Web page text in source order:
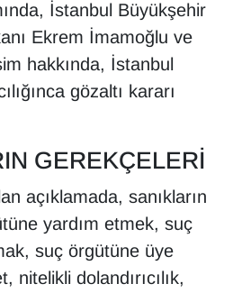
İstanbul Büyükşehir
Ekrem İmamoğlu ve
hakkında, İstanbul
gözaltı kararı
GEREKÇELERİ
açıklamada, sanıkların
yardım etmek, suç
suç örgütüne üye
dolandırıcılık,